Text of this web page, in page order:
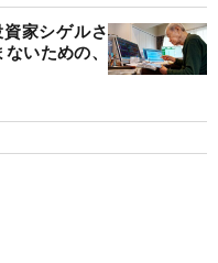
家シゲルさ
いための、